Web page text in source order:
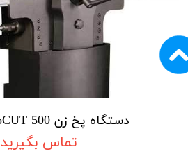
دستگاه پخ زن BDS AutoCUT 500
تماس بگیرید